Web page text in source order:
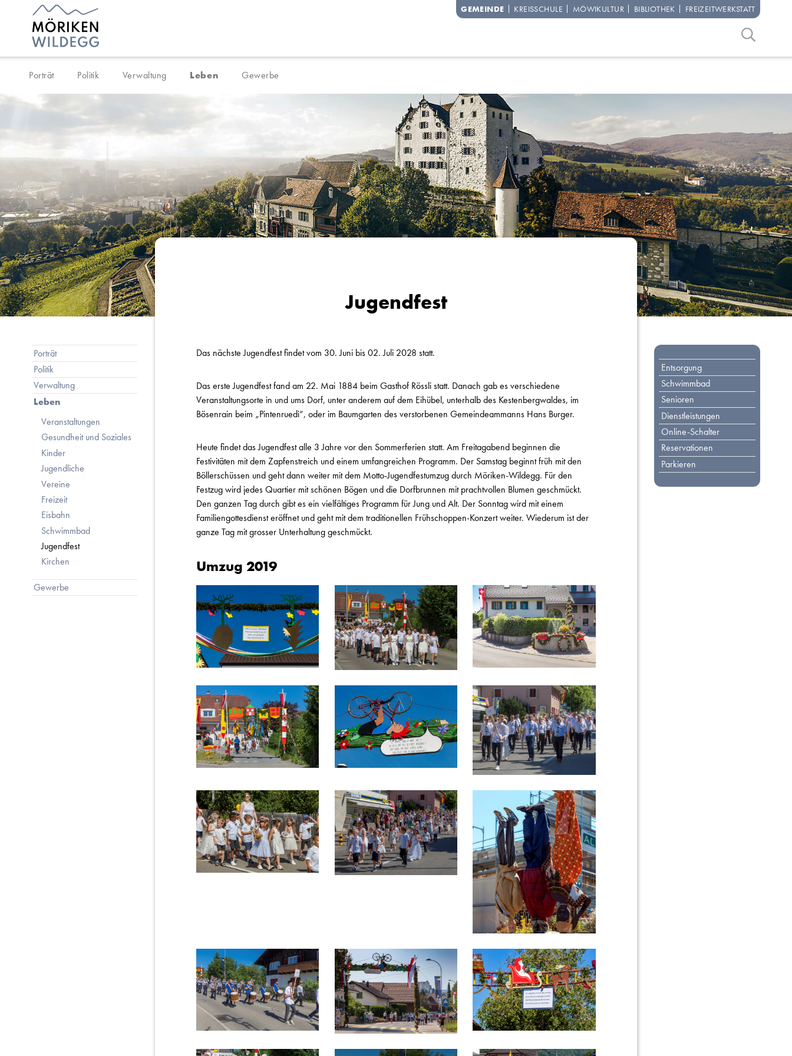
Navigieren in Möriken-Wildegg
Schnellnavigation GEMEINDE KREIS­SCHULE MÖWI­KULTUR BIBLIO­THEK FREIZEIT­WERKSTATT
Suche
Porträt Politik Verwaltung Leben Gewerbe
Subnavigation
Porträt
Politik
Verwaltung
Leben
Veranstaltungen
Gesundheit und Soziales
Kinder
Jugendliche
Vereine
Freizeit
Eisbahn
Schwimmbad
Jugendfest
Kirchen
Gewerbe
Jugendfest
Das nächste Jugendfest findet vom 30. Juni bis 02. Juli 2028 statt.
Das erste Jugendfest fand am 22. Mai 1884 beim Gasthof Rössli statt. Danach gab es verschiedene
Veranstaltungsorte in und ums Dorf, unter anderem auf dem Eihübel, unterhalb des Kestenbergwaldes, im
Bösenrain beim „Pintenruedi“, oder im Baumgarten des verstorbenen Gemeindeammanns Hans Burger.
Heute findet das Jugendfest alle 3 Jahre vor den Sommerferien statt. Am Freitagabend beginnen die
Festivitäten mit dem Zapfenstreich und einem umfangreichen Programm. Der Samstag beginnt früh mit den
Böllerschüssen und geht dann weiter mit dem Motto-Jugendfestumzug durch Möriken-Wildegg. Für den
Festzug wird jedes Quartier mit schönen Bögen und die Dorfbrunnen mit prachtvollen Blumen geschmückt.
Den ganzen Tag durch gibt es ein vielfältiges Programm für Jung und Alt. Der Sonntag wird mit einem
Familiengottesdienst eröffnet und geht mit dem traditionellen Frühschoppen-Konzert weiter. Wiederum ist der
ganze Tag mit grosser Unterhaltung geschmückt.
Umzug 2019
Toplinks
Entsorgung
Schwimmbad
Senioren
Dienstleistungen
Online-Schalter
Reservationen
Parkieren